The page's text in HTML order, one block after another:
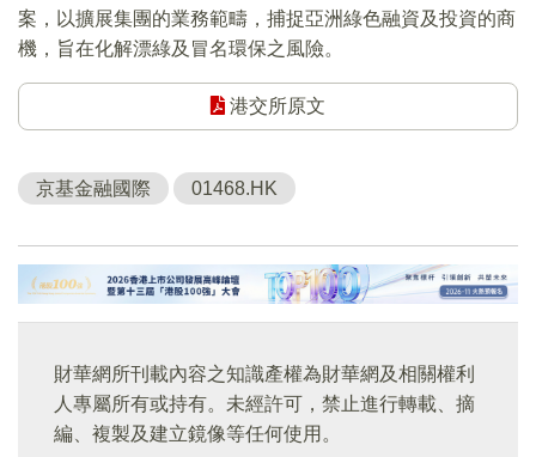
案，以擴展集團的業務範疇，捕捉亞洲綠色融資及投資的商
機，旨在化解漂綠及冒名環保之風險。
港交所原文
京基金融國際 01468.HK
財華網所刊載內容之知識產權為財華網及相關權利
人專屬所有或持有。未經許可，禁止進行轉載、摘
編、複製及建立鏡像等任何使用。